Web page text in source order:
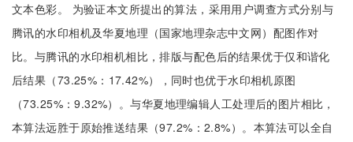
文本色彩。 为验证本文所提出的算法，采用用户调查方式分别与
腾讯的水印相机及华夏地理（国家地理杂志中文网）配图作对
比。与腾讯的水印相机相比，排版与配色后的结果优于仅和谐化
后结果（73.25%：17.42%），同时也优于水印相机原图
（73.25%：9.32%）。与华夏地理编辑人工处理后的图片相比，
本算法远胜于原始推送结果（97.2%：2.8%）。本算法可以全自